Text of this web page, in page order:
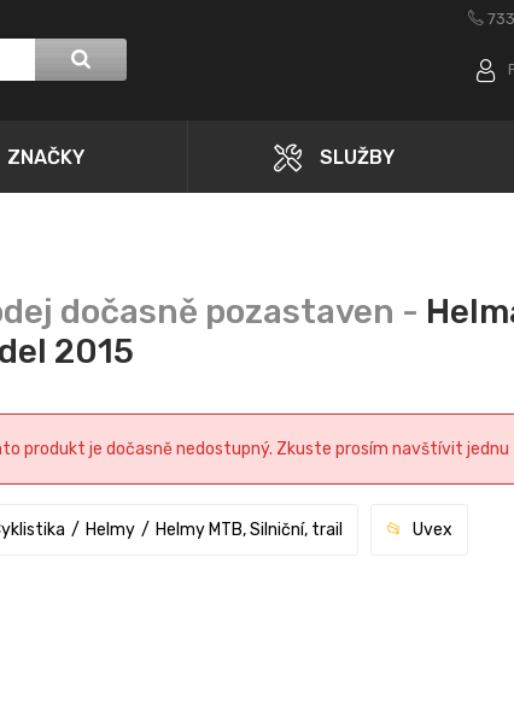
ZNAČKY SLUŽBY
2015
produkt je dočasně nedostupný. Zkuste prosím navštívit jednu
Helmy Helmy MTB, Silniční, trail Uvex